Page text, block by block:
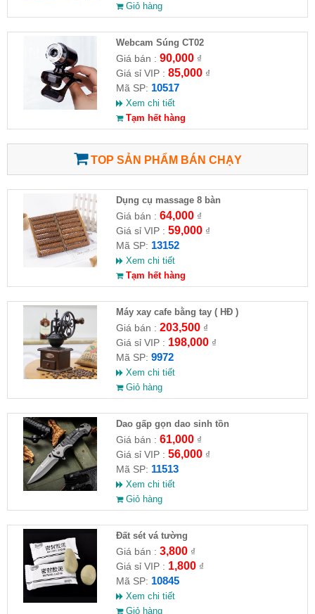
Giỏ hàng
Webcam Súng CT02
Giá bán : 90,000₫
Giá sỉ VIP : 85,000₫
Mã SP: 10517
Xem chi tiết
Tạm hết hàng
TOP SẢN PHẨM BÁN CHẠY
Dụng cụ massage 8 bàn
Giá bán : 64,000₫
Giá sỉ VIP : 59,000₫
Mã SP: 13152
Xem chi tiết
Tạm hết hàng
Máy xay cafe bằng tay ( HĐ )
Giá bán : 203,500₫
Giá sỉ VIP : 198,000₫
Mã SP: 9972
Xem chi tiết
Giỏ hàng
Dao gấp gọn dao sinh tồn
Giá bán : 61,000₫
Giá sỉ VIP : 56,000₫
Mã SP: 11513
Xem chi tiết
Giỏ hàng
Đất sét vá tường
Giá bán : 3,800₫
Giá sỉ VIP : 1,800₫
Mã SP: 10845
Xem chi tiết
Giỏ hàng